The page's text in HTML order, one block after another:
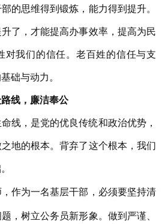
的思维得到锻炼，能力得到提升。
了，才能提高办事效率，提高为民
对我们的信任。老百姓的信任与支
础与动力。
线，廉洁奉公
线，是党的优良传统和政治优势，
地的根本。背弃了这个根本，我们
作为一名基层干部 ，必须要坚持清
，树立公务员新形象。做到严谨、